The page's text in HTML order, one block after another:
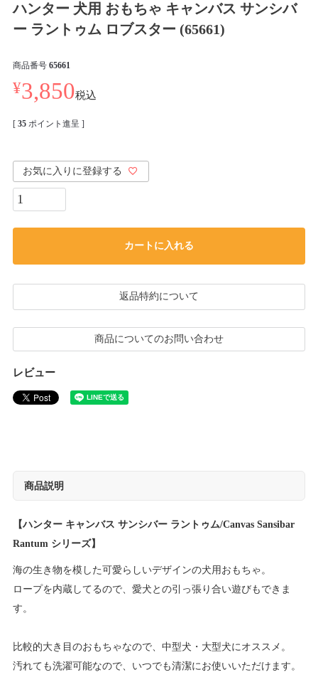
ハンター 犬用 おもちゃ キャンバス サンシバ
ー ラントゥム ロブスター (65661)
商品番号 65661
¥3,850税込
[ 35 ポイント進呈 ]
お気に入りに登録する
カートに入れる
返品特約について
商品についてのお問い合わせ
レビュー
商品説明
【ハンター キャンバス サンシバー ラントゥム/Canvas Sansibar
Rantum シリーズ】
海の生き物を模した可愛らしいデザインの犬用おもちゃ。
ロープを内蔵してるので、愛犬との引っ張り合い遊びもできま
す。
比較的大き目のおもちゃなので、中型犬・大型犬にオススメ。
汚れても洗濯可能なので、いつでも清潔にお使いいただけます。